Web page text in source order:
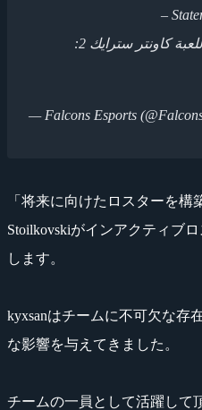
كاونتر سترايك 2:
— Falcons Esports
「将来に向けたロスターを構
Stoilkovskiがインアクティブ
します。
kyxsanはチームに不可欠な存
な影響を与えてきました。
チームの一員として活躍して